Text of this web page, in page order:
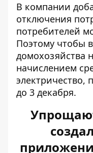
В компании
отключения
потребителей
Поэтому чтобы
домохозяйства
начислением
электричество,
до 3 декабря.